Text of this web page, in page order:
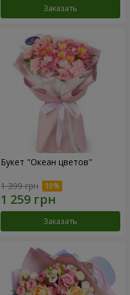
Заказать
Букет "Океан цветов"
1 399 грн
Заказать